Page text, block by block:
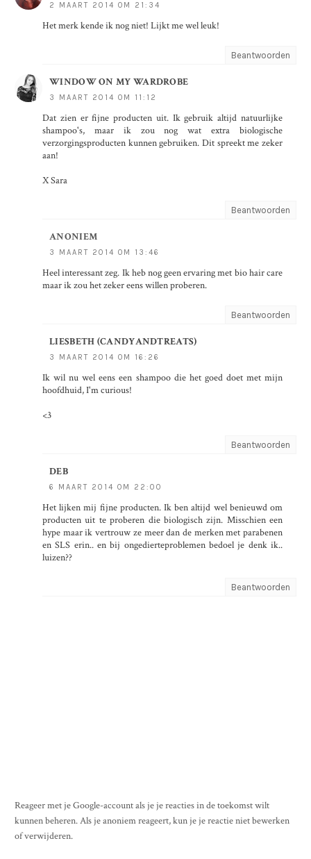
2 MAART 2014 OM 21:34
Het merk kende ik nog niet! Lijkt me wel leuk!
Beantwoorden
WINDOW ON MY WARDROBE
3 MAART 2014 OM 11:12
Dat zien er fijne producten uit. Ik gebruik altijd natuurlijke
shampoo's, maar ik zou nog wat extra biologische
verzorgingsproducten kunnen gebruiken. Dit spreekt me zeker
aan!
X Sara
Beantwoorden
ANONIEM
3 MAART 2014 OM 13:46
Heel interessant zeg. Ik heb nog geen ervaring met bio hair care
maar ik zou het zeker eens willen proberen.
Beantwoorden
LIESBETH (CANDYANDTREATS)
3 MAART 2014 OM 16:26
Ik wil nu wel eens een shampoo die het goed doet met mijn
hoofdhuid, I'm curious!
<3
Beantwoorden
DEB
6 MAART 2014 OM 22:00
Het lijken mij fijne producten. Ik ben altijd wel benieuwd om
producten uit te proberen die biologisch zijn. Misschien een
hype maar ik vertrouw ze meer dan de merken met parabenen
en SLS erin.. en bij ongedierteproblemen bedoel je denk ik..
luizen??
Beantwoorden
Reageer met je Google-account als je je reacties in de toekomst wilt
kunnen beheren. Als je anoniem reageert, kun je je reactie niet bewerken
of verwijderen.